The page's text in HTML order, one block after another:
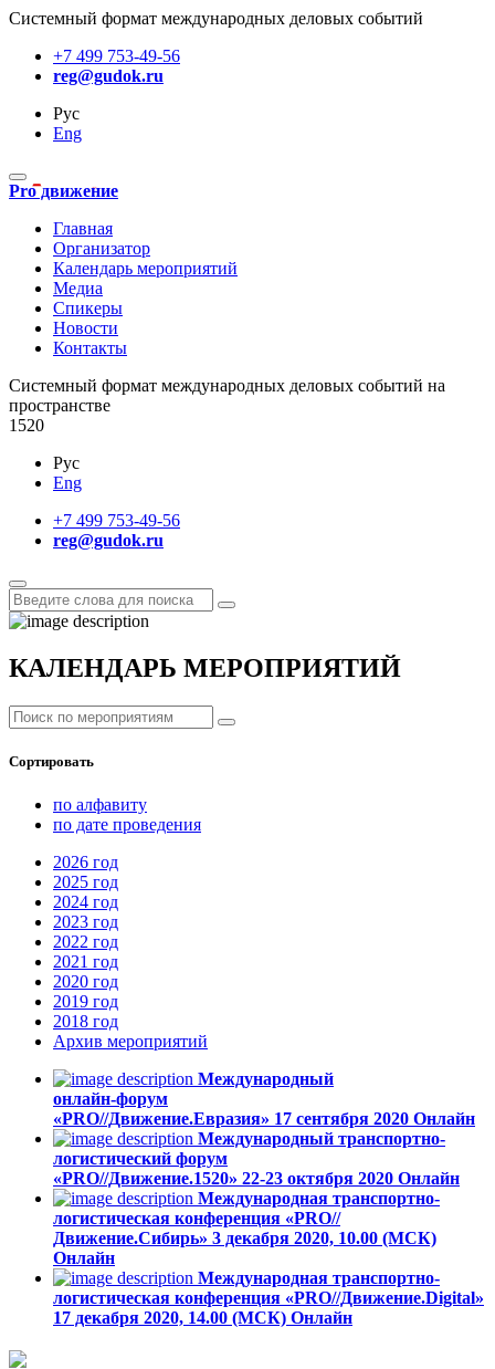
Системный формат международных деловых событий
+7 499 753-49-56
reg@gudok.ru
Рус
Eng
Pro движение
Главная
Организатор
Календарь мероприятий
Медиа
Спикеры
Новости
Контакты
Cистемный формат международных деловых событий на
пространстве
1520
Рус
Eng
+7 499 753-49-56
reg@gudok.ru
КАЛЕНДАРЬ МЕРОПРИЯТИЙ
Сортировать
по алфавиту
по дате проведения
2026 год
2025 год
2024 год
2023 год
2022 год
2021 год
2020 год
2019 год
2018 год
Архив мероприятий
Международный
онлайн-форум
«PRO//Движение.Евразия» 17 сентября 2020 Онлайн
Международный транспортно-
логистический форум
«PRO//Движение.1520» 22-23 октября 2020 Онлайн
Международная транспортно-
логистическая конференция «PRO//
Движение.Сибирь» 3 декабря 2020, 10.00 (МСК)
Онлайн
Международная транспортно-
логистическая конференция «PRO//Движение.Digital»
17 декабря 2020, 14.00 (МСК) Онлайн